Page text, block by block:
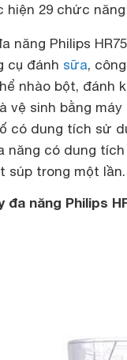
hiện 29 chức
năng Philips
cụ đánh sữa,
nhào bột, đánh
vệ sinh bằng
có dung tích sử
năng có dung
súp trong một lần.
đa năng Philips